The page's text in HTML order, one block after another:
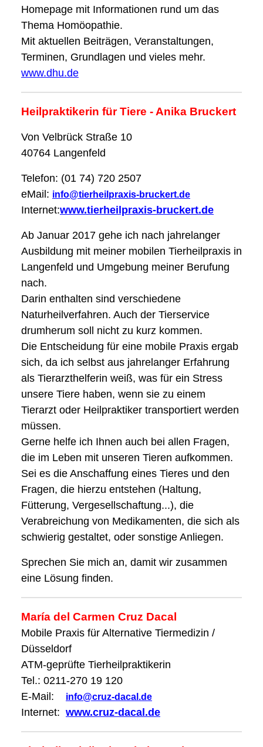
Homepage mit Informationen rund um das
Thema Homöopathie.
Mit aktuellen Beiträgen, Veranstaltungen,
Terminen, Grundlagen und vieles mehr.
www.dhu.de
Heilpraktikerin für Tiere - Anika Bruckert
Von Velbrück Straße 10
40764 Langenfeld
Telefon: (01 74) 720 2507
eMail: info@tierheilpraxis-bruckert.de
Internet:www.tierheilpraxis-bruckert.de
Ab Januar 2017 gehe ich nach jahrelanger
Ausbildung mit meiner mobilen Tierheilpraxis in
Langenfeld und Umgebung meiner Berufung
nach.
Darin enthalten sind verschiedene
Naturheilverfahren. Auch der Tierservice
drumherum soll nicht zu kurz kommen.
Die Entscheidung für eine mobile Praxis ergab
sich, da ich selbst aus jahrelanger Erfahrung
als Tierarzthelferin weiß, was für ein Stress
unsere Tiere haben, wenn sie zu einem
Tierarzt oder Heilpraktiker transportiert werden
müssen.
Gerne helfe ich Ihnen auch bei allen Fragen,
die im Leben mit unseren Tieren aufkommen.
Sei es die Anschaffung eines Tieres und den
Fragen, die hierzu entstehen (Haltung,
Fütterung, Vergesellschaftung...), die
Verabreichung von Medikamenten, die sich als
schwierig gestaltet, oder sonstige Anliegen.
Sprechen Sie mich an, damit wir zusammen
eine Lösung finden.
María del Carmen Cruz Dacal
Mobile Praxis für Alternative Tiermedizin /
Düsseldorf
ATM-geprüfte Tierheilpraktikerin
Tel.: 0211-270 19 120
E-Mail:
info@cruz-dacal.de
Internet: www.cruz-dacal.de